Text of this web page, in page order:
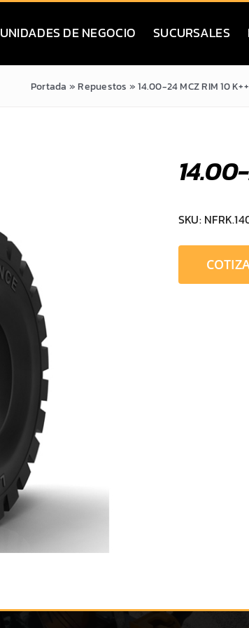
UNIDADES DE NEGOCIO SUCURSALES
Portada » Repuestos »14.00-24 MCZ RIM 10
SKU: